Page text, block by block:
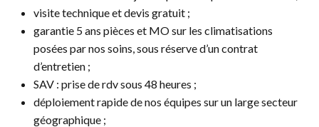
visite technique et devis gratuit ;
garantie 5 ans pièces et MO sur les climatisations
posées par nos soins, sous réserve d’un contrat
d’entretien ;
SAV : prise de rdv sous 48 heures ;
déploiement rapide de nos équipes sur un large secteur
géographique ;